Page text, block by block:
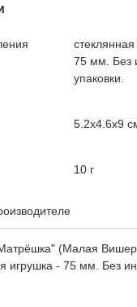
75 мм. Без
упаковки.
5.2x4.6x9
10 г
(Малая
игрушка - 75 мм. Без